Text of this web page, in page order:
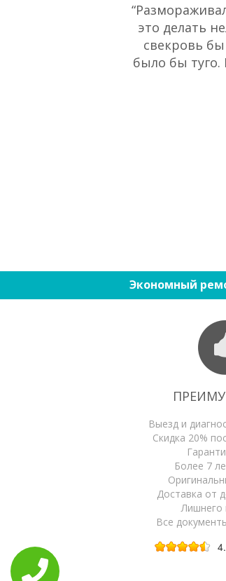
это делать
свекровь
было бы туго.
Экономный
Выезд и
Скидка 20%
Более 7
Доставка от
Лишнего
Все